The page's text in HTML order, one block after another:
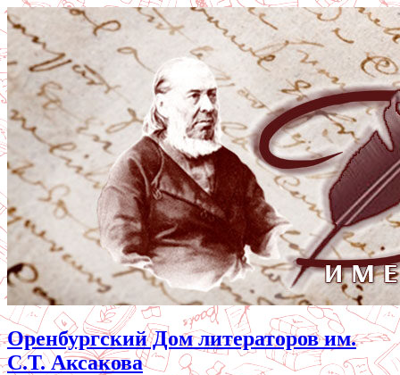
Оренбургский Дом литераторов им.
С.Т. Аксакова